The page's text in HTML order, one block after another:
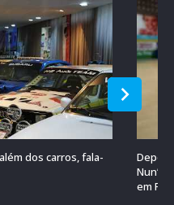
dos carros, fala-
em